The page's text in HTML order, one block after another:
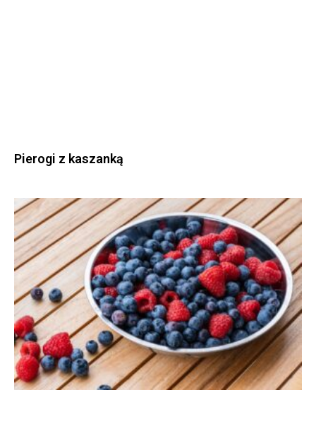
Pierogi z kaszanką